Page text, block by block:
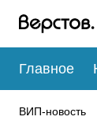
Главное
ВИП-новость